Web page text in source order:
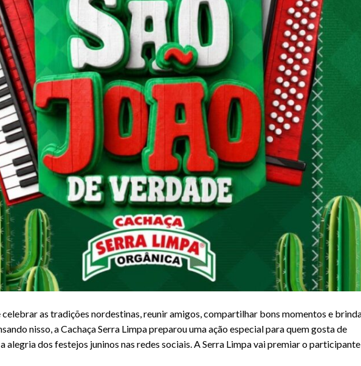
celebrar as tradições nordestinas, reunir amigos, compartilhar bons momentos e
nisso, a Cachaça Serra Limpa preparou uma ação especial para quem gosta de
alegria dos festejos juninos nas redes sociais. A Serra Limpa vai premiar o participante